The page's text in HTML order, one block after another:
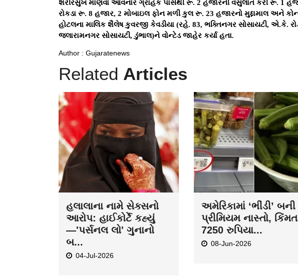
હલાલાના નામે સેક્સનો
આરોપ: હાઈકોર્ટે કહ્યું
—'પર્સનલ લો' ગુનાનો
બ...
04-Jul-2026
અમેરિકામાં ‘ભીંડી’ બની
પ્રીમિયમ નાસ્તો, કિંમત
7250 રુપિયા...
ડિજિટલ વસ્તી ગણતરી
2026-27નો પ્રારંભ, ઘર
બેઠા આજે જ તમારાથી
નરેન્દ્ર મોદી ઇન્ડિયા-
નોર્ડિક સમિટમાં, નોર્વેમાં 5